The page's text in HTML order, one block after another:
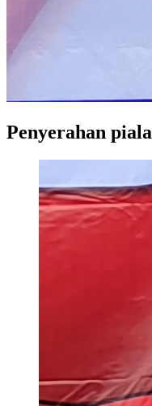
Penyerahan piala